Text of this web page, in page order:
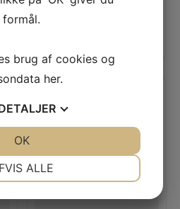
brug af cookies og
her.
ALLE
OK